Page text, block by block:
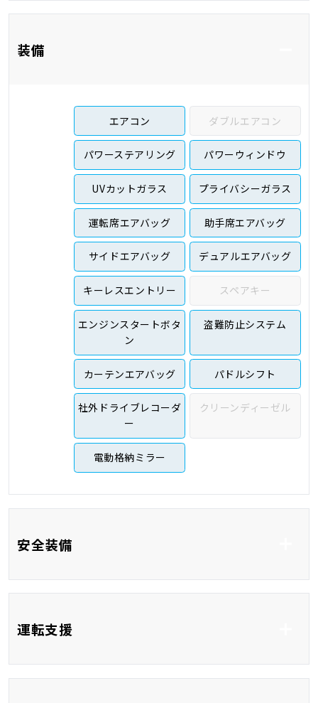
装備
エアコン ダブルエアコン
パワーステアリング パワーウィンドウ
UVカットガラス プライバシーガラス
運転席エアバッグ 助手席エアバッグ
サイドエアバッグ デュアルエアバッグ
キーレスエントリー スペアキー
エンジンスタートボタ
ン
盗難防止システム
カーテンエアバッグ パドルシフト
社外ドライブレコーダ
ー
クリーンディーゼル
電動格納ミラー
安全装備
運転支援